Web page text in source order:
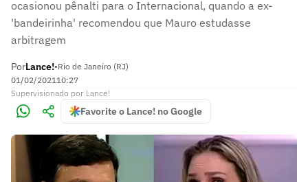
ocasionou pênalti para o Internacional, quando a ex-
'bandeirinha' recomendou que Mauro estudasse
arbitragem
PorLance!•Rio de Janeiro (RJ)
01/02/202110:27
Supervisionado por Lance!
Favorite o Lance! no Google